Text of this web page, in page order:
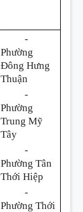
-
Phường
Đông Hưng
Thuận
-
Phường
Trung Mỹ
Tây
-
Phường Tân
Thới Hiệp
-
Phường Thới